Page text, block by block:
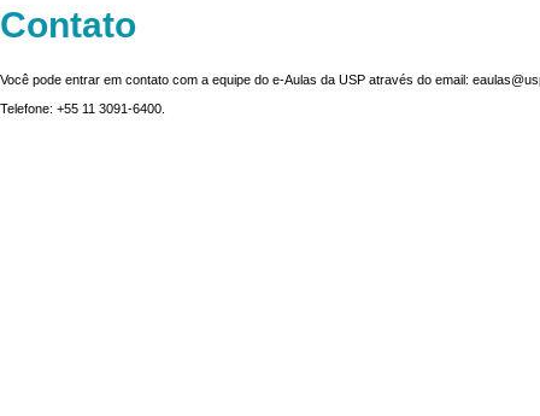
Contato
Você pode entrar em contato com a equipe do e-Aulas da USP através do email:
Telefone: +55 11 3091-6400.